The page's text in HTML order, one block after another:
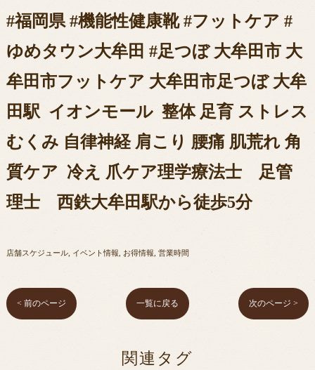
#福岡県 #機能性健康靴 #フットケア #
ゆめタウン大牟田 #足つぼ 大牟田市 大
牟田市フットケア 大牟田市足つぼ 大牟
田駅 イオンモール 整体 足育 ストレス
むくみ 自律神経 肩こり 腰痛 肌荒れ 角
質ケア 冷え 爪ケア理学療法士 足管
理士 西鉄大牟田駅から徒歩5分
店舗スケジュール イベント情報 お得情報 営業時間
< 前のページ 一覧に戻る 次のページ >
関連タグ